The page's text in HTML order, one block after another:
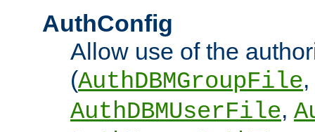
AuthConfig
Allow use of the
(AuthDBMGroupFile,
AuthDBMUserFile,